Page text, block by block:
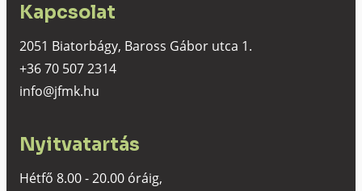
Kapcsolat
2051 Biatorbágy, Baross Gábor utca 1.
+36 70 507 2314
info@jfmk.hu
Nyitvatartás
Hétfő 8.00 - 20.00 óráig,